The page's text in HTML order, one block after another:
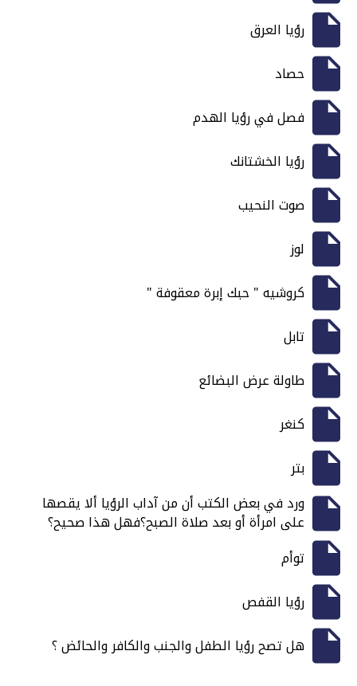
رؤيا العرق
حصاد
فصل في رؤيا الهدم
رؤيا الخشتانك
صوت النحيب
لوز
كروشيه " حبك إبرة معقوفة "
تابل
طاولة عرض البضائع
كنغر
بتر
ورد في بعض الكتب أن من آداب الرؤيا ألا يقصها
على امرأة أو بعد صلاة الصبح؟فهل هذا صحيح؟
توأم
رؤيا القفص
هل تصح رؤيا الطفل والجنب والكافر والحائض ؟